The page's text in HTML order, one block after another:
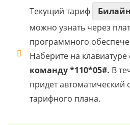
Текущий тариф Билайн
можно узнать через
программного
Наберите на
команду *110*05#. В
придет автоматический
тарифного плана.